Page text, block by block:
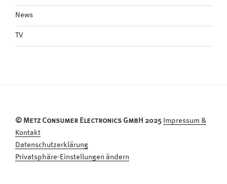
News
TV
© Metz Consumer Electronics GmbH 2025 Impressum &
Kontakt
Datenschutzerklärung
Privatsphäre-Einstellungen ändern